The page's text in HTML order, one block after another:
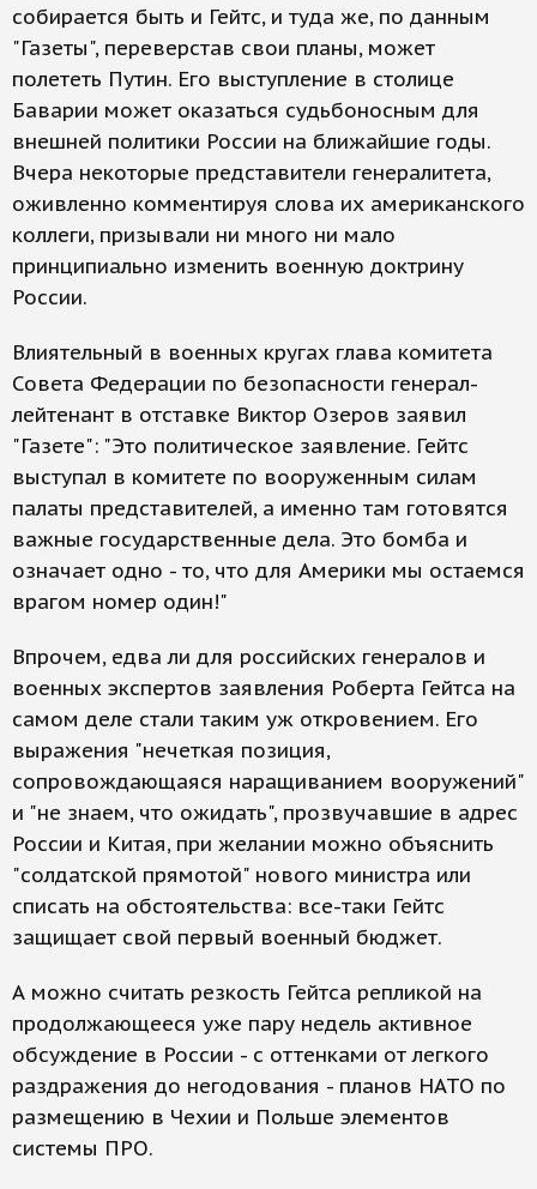
собирается быть и Гейтс, и туда же, по данным
"Газеты", переверстав свои планы, может
полететь Путин. Его выступление в столице
Баварии может оказаться судьбоносным для
внешней политики России на ближайшие годы.
Вчера некоторые представители генералитета,
оживленно комментируя слова их американского
коллеги, призывали ни много ни мало
принципиально изменить военную доктрину
России.
Влиятельный в военных кругах глава комитета
Совета Федерации по безопасности генерал-
лейтенант в отставке Виктор Озеров заявил
"Газете": "Это политическое заявление. Гейтс
выступал в комитете по вооруженным силам
палаты представителей, а именно там готовятся
важные государственные дела. Это бомба и
означает одно - то, что для Америки мы остаемся
врагом номер один!"
Впрочем, едва ли для российских генералов и
военных экспертов заявления Роберта Гейтса на
самом деле стали таким уж откровением. Его
выражения "нечеткая позиция,
сопровождающаяся наращиванием вооружений"
и "не знаем, что ожидать", прозвучавшие в адрес
России и Китая, при желании можно объяснить
"солдатской прямотой" нового министра или
списать на обстоятельства: все-таки Гейтс
защищает свой первый военный бюджет.
А можно считать резкость Гейтса репликой на
продолжающееся уже пару недель активное
обсуждение в России - с оттенками от легкого
раздражения до негодования - планов НАТО по
размещению в Чехии и Польше элементов
системы ПРО.